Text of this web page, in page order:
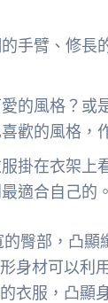
手臂、修長
的風格？或
歡的風格，
掛在衣架上
適合自己的。
臀部，凸顯
身材可以利
衣服，凸顯